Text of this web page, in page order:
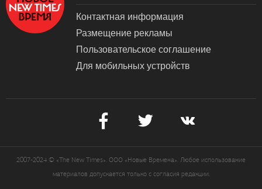
Контактная информация
Размещение рекламы
Пользовательское соглашение
Для мобильных устройств
2007-2024 © «The New Times». ООО «Новые Времена». Любое использование
материалов допускается только с согласия редакции.